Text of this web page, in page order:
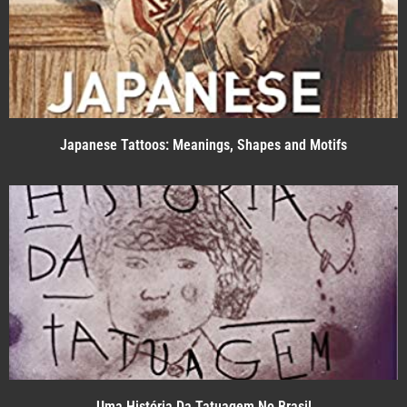
Japanese Tattoos: Meanings, Shapes and Motifs